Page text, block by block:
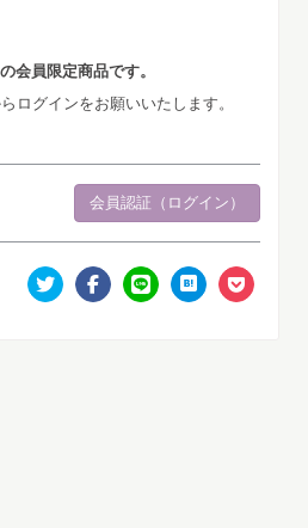
会員限定商品です。
ログインをお願いいたします。
会員認証（ログイン）